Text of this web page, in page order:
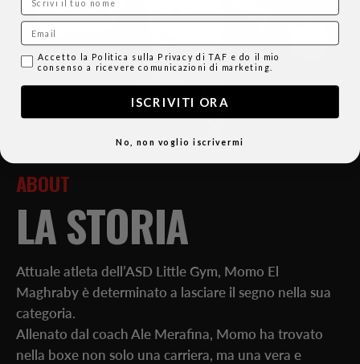
ABOUT
LA STORIA
Attuale atleta dell’ASD Little Gym, Momo El
Maghraby è determinato a lasciare il segno nella sua
categoria.
Allenato dal coach Ale Merafina, Momo ha trovato
nella boxe non solo una carriera, ma una vera e
Email
Consenso email
Accetto la Politica sulla Privacy di TAF e do il mio
consenso a ricevere comunicazioni di marketing.
ISCRIVITI ORA
No, non voglio iscrivermi